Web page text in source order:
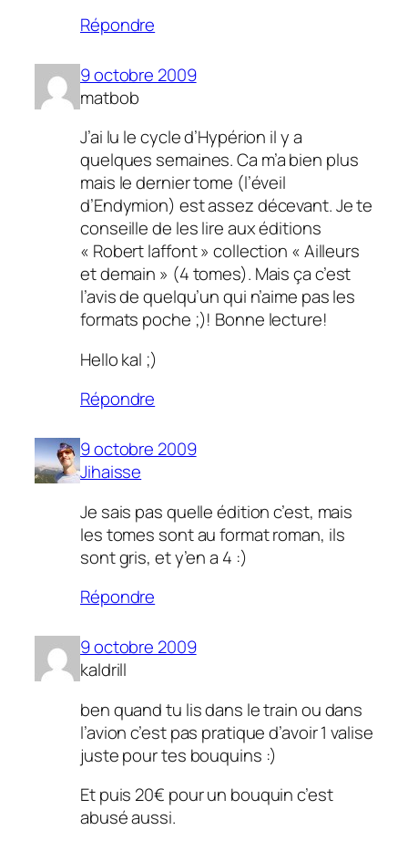
Répondre
9 octobre 2009
matbob
J’ai lu le cycle d’Hypérion il y a
quelques semaines. Ca m’a bien plus
mais le dernier tome (l’éveil
d’Endymion) est assez décevant. Je te
conseille de les lire aux éditions
« Robert laffont » collection « Ailleurs
et demain » (4 tomes). Mais ça c’est
l’avis de quelqu’un qui n’aime pas les
formats poche ;)! Bonne lecture!
Hello kal ;)
Répondre
9 octobre 2009
Jihaisse
Je sais pas quelle édition c’est, mais
les tomes sont au format roman, ils
sont gris, et y’en a 4 :)
Répondre
9 octobre 2009
kaldrill
ben quand tu lis dans le train ou dans
l’avion c’est pas pratique d’avoir 1 valise
juste pour tes bouquins :)
Et puis 20€ pour un bouquin c’est
abusé aussi.